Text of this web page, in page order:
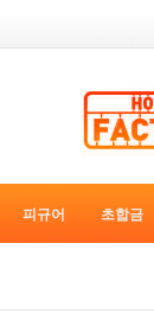
피규어 초합금